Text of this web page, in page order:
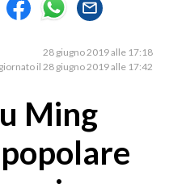
28 giugno 2019 alle 17:18
il 28 giugno 2019 alle 17:42
Ming